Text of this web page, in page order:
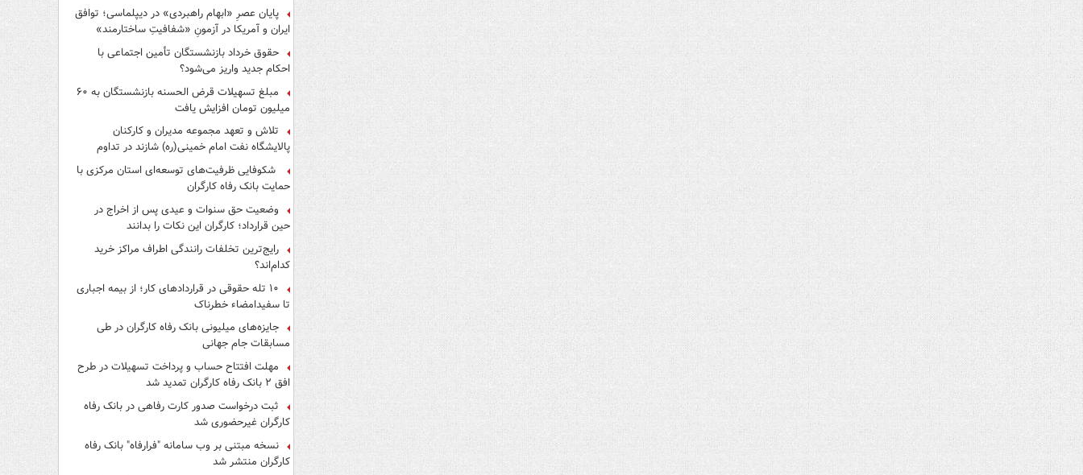
پایان عصرِ «ابهام راهبردی» در دیپلماسی؛ توافق
ایران و آمریکا در آزمونِ «شفافیتِ ساختارمند»
حقوق خرداد بازنشستگان تأمین اجتماعی با
احکام جدید واریز می‌شود؟
مبلغ تسهیلات قرض الحسنه بازنشستگان به ۶۰
میلیون تومان افزایش یافت
تلاش و تعهد مجموعه مدیران و کارکنان
پالایشگاه نفت امام خمینی(ره) شازند در تداوم
تولید در ایام جنگ رمضان، شایسته قدردانی است
شکوفایی ظرفیت‌های توسعه‌ای استان مرکزی با
حمایت بانک رفاه کارگران
وضعیت حق سنوات و عیدی پس از اخراج در
حین قرارداد؛ کارگران این نکات را بدانند
رایج‌ترین تخلفات رانندگی اطراف مراکز خرید
کدام‌اند؟
۱۰ تله حقوقی در قراردادهای کار؛ از بیمه اجباری
تا سفیدامضاء خطرناک
جایزه‌های میلیونی بانک رفاه کارگران در طی
مسابقات جام جهانی
مهلت افتتاح حساب و پرداخت تسهیلات در طرح
افق ۲ بانک رفاه کارگران تمدید شد
ثبت درخواست صدور کارت رفاهی در بانک رفاه
کارگران غیرحضوری شد
نسخه مبتنی بر وب سامانه "فرارفاه" بانک رفاه
کارگران منتشر شد